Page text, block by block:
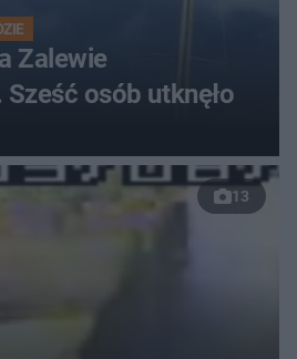
Zalewie
osób utknęło
13